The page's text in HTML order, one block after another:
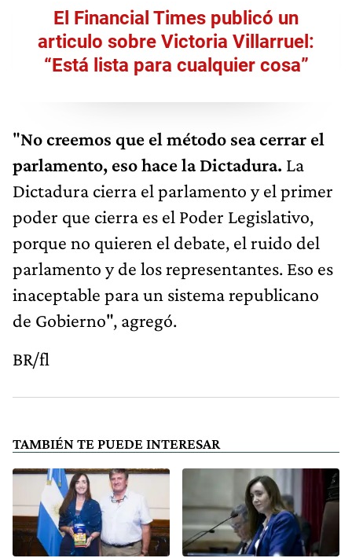
El Financial Times publicó un
articulo sobre Victoria Villarruel:
“Está lista para cualquier cosa”
"No creemos que el método sea cerrar el
parlamento, eso hace la Dictadura. La
Dictadura cierra el parlamento y el primer
poder que cierra es el Poder Legislativo,
porque no quieren el debate, el ruido del
parlamento y de los representantes. Eso es
inaceptable para un sistema republicano
de Gobierno", agregó.
BR/fl
TAMBIÉN TE PUEDE INTERESAR